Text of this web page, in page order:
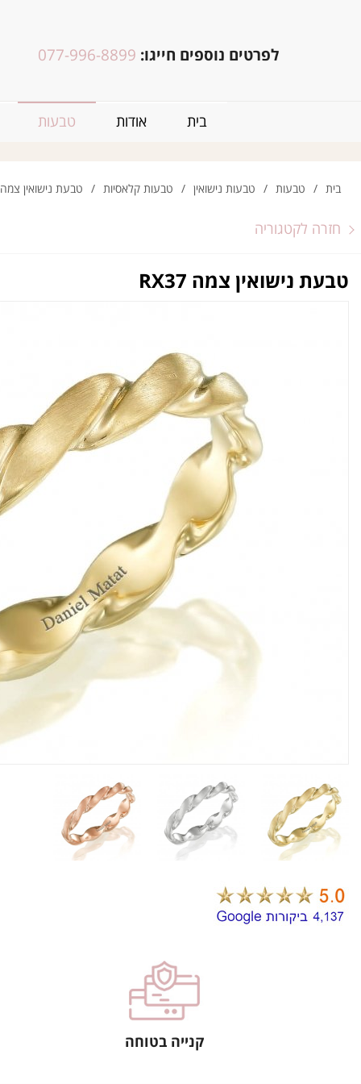
לפרטים נוספים חייגו: 077-996-8899
בית אודות טבעות
בית / טבעות / טבעות נישואין / טבעות קלאסיות / טבעת נישואין צמה RX37
חזרה לקטגוריה
טבעת נישואין צמה RX37
קנייה בטוחה